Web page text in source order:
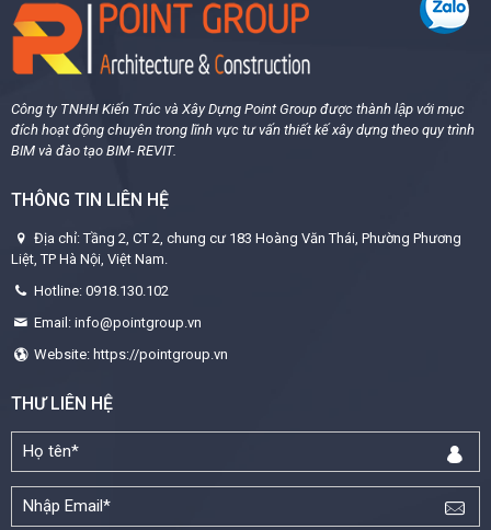
Công ty TNHH Kiến Trúc và Xây Dựng Point Group được thành lập với mục
đích hoạt động chuyên trong lĩnh vực tư vấn thiết kế xây dựng theo quy trình
BIM và đào tạo BIM- REVIT.
THÔNG TIN LIÊN HỆ
Địa chỉ: Tầng 2, CT 2, chung cư 183 Hoàng Văn Thái, Phường Phương
Liệt, TP Hà Nội, Việt Nam.
Hotline: 0918.130.102
Email: info@pointgroup.vn
Website: https://pointgroup.vn
THƯ LIÊN HỆ